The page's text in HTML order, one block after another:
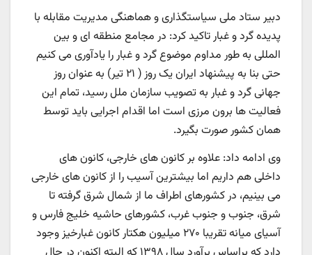
دبیر ستاد ملی ‌سیاستگذاری و هماهنگی ‌مدیریت‌ مقابله با
پدیده گرد و غبار تاکید کرد: در مجامع منطقه ای و بین
المللی به طور مداوم موضوع گرد و غبار را یادآوری می کنیم
حتی بنا به پیشنهاد ایران یک روز ( ۲۱ تیر) به عنوان روز
جهانی گرد و غبار به تصویب سازمان ملل رسید، تمام این
فعالیت ها برون مرزی است اما اقدام اجرایی باید توسط
همان کشور صورت بگیرد.
وی ادامه داد: علاوه بر کانون های خارجی، کانون های
داخلی هم داریم اما بیشترین آسیب را از کانون های خارجی
می بینیم، در کشورهای اطراف ما از شمال شرق گرفته تا
شرق، جنوب و جنوب غرب، کشورهای حاشیه خلیج فارس و
آسیای میانه تقریبا ۲۷۰ میلیون هکتار کانون غبارخیز وجود